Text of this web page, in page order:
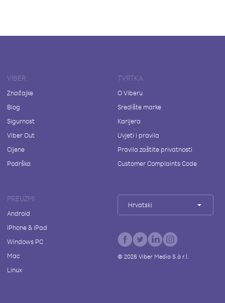
VIBER
Značajke
Blog
Sigurnost
Viber Out
Cijene
Podrška
TVRTKA
O Viberu
Središte marke
Karijera
Uvjeti i pravila
Pravila zaštite privatnosti
Customer Complaints Code
PREUZMI
Android
iPhone & iPad
Windows PC
Mac
Linux
Hrvatski
© 2026Viber Media S.à r.l.